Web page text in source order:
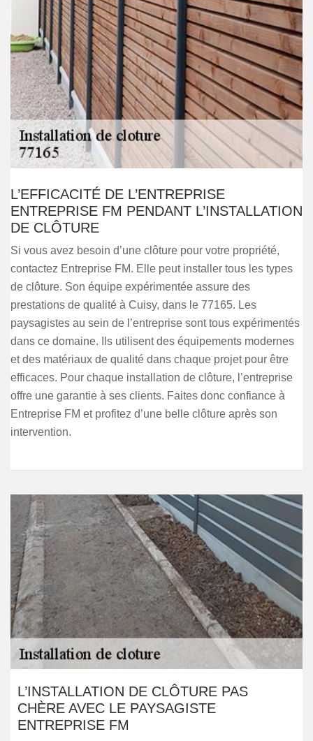
L’EFFICACITÉ DE L’ENTREPRISE
ENTREPRISE FM PENDANT L’INSTALLATION
DE CLÔTURE
Si vous avez besoin d’une clôture pour votre propriété,
contactez Entreprise FM. Elle peut installer tous les types
de clôture. Son équipe expérimentée assure des
prestations de qualité à Cuisy, dans le 77165. Les
paysagistes au sein de l’entreprise sont tous expérimentés
dans ce domaine. Ils utilisent des équipements modernes
et des matériaux de qualité dans chaque projet pour être
efficaces. Pour chaque installation de clôture, l’entreprise
offre une garantie à ses clients. Faites donc confiance à
Entreprise FM et profitez d’une belle clôture après son
intervention.
L’INSTALLATION DE CLÔTURE PAS
CHÈRE AVEC LE PAYSAGISTE
ENTREPRISE FM